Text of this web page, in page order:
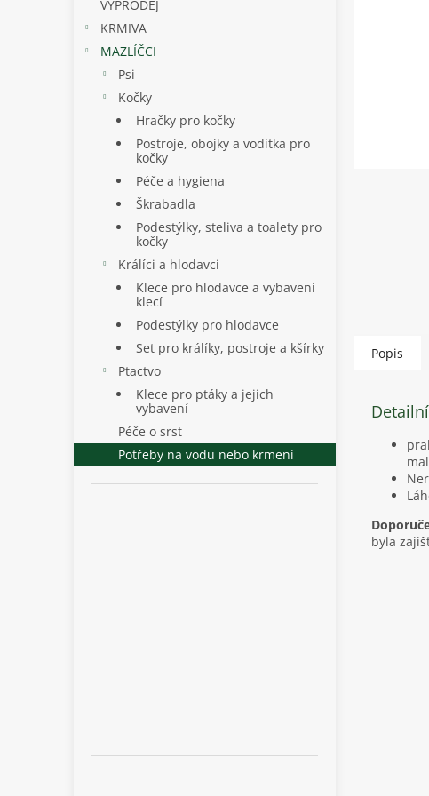
VÝPRODEJ
KRMIVA
MAZLÍČCI
Psi
Kočky
Hračky pro kočky
Postroje, obojky a vodítka pro
kočky
Péče a hygiena
Škrabadla
Podestýlky, steliva a toalety pro
kočky
Králíci a hlodavci
Klece pro hlodavce a vybavení
klecí
Podestýlky pro hlodavce
Set pro králíky, postroje a kšírky
Ptactvo
Klece pro ptáky a jejich
vybavení
Péče o srst
Potřeby na vodu nebo krmení
Popis
byla